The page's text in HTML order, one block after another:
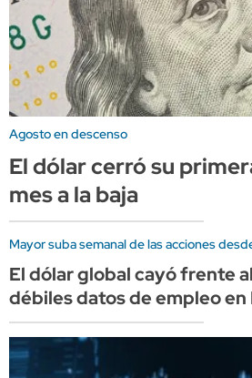
Agosto en descenso
El dólar cerró su
mes a la baja
Mayor suba semanal de las acciones
El dólar global cayó frente
débiles datos de empleo en